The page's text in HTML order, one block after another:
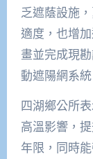
乏遮蔭設施
適度，也增
畫並完成現
動遮陽網系
四湖鄉公所
高溫影響，
年限，同時